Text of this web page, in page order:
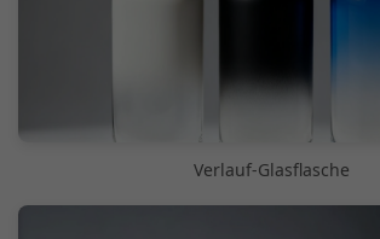
Verlauf-Glasflasche